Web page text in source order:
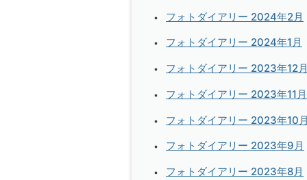
フォトダイアリー 2024年2月
フォトダイアリー 2024年1月
フォトダイアリー 2023年12月
フォトダイアリー 2023年11月
フォトダイアリー 2023年10月
フォトダイアリー 2023年9月
フォトダイアリー 2023年8月